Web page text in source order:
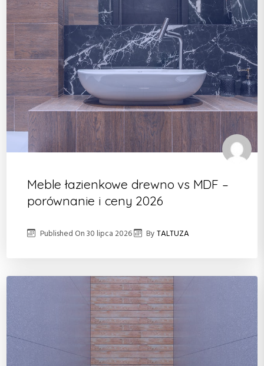
Meble łazienkowe drewno vs MDF –
porównanie i ceny 2026
Published On30 lipca 2026 ByTALTUZA